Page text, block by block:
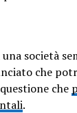
una società
che
che
.